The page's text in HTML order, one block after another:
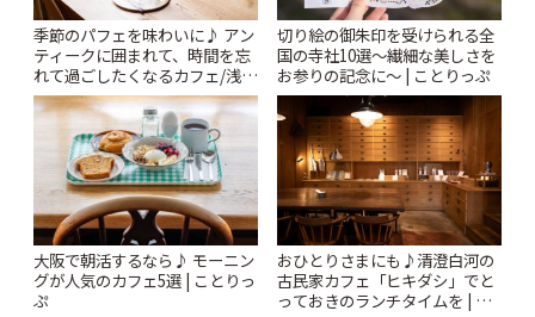
季節のパフェを味わいに♪ アン
ティークに囲まれて、時間を忘
れて過ごしたくなるカフェ/浅草
「annorum cafe」 | ことりっぷ
切り絵の御朱印を受けられる全
国の寺社10選〜繊細な美しさを
お参りの記念に〜 | ことりっぷ
大阪で朝活するなら♪ モーニン
グが人気のカフェ5選 | ことりっ
ぷ
おひとりさまにも♪清澄白河の
古民家カフェ「ヒキダシ」でと
っておきのランチタイムを | こ